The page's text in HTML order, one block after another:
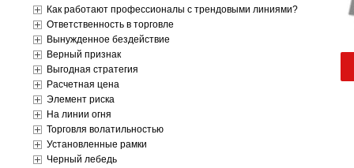
Как работают профессионалы с трендовыми линиями?
Ответственность в торговле
Вынужденное бездействие
Верный признак
Выгодная стратегия
Расчетная цена
Элемент риска
На линии огня
Торговля волатильностью
Установленные рамки
Черный лебедь